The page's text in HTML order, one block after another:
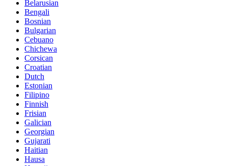
Belarusian
Bengali
Bosnian
Bulgarian
Cebuano
Chichewa
Corsican
Croatian
Dutch
Estonian
Filipino
Finnish
Frisian
Galician
Georgian
Gujarati
Haitian
Hausa